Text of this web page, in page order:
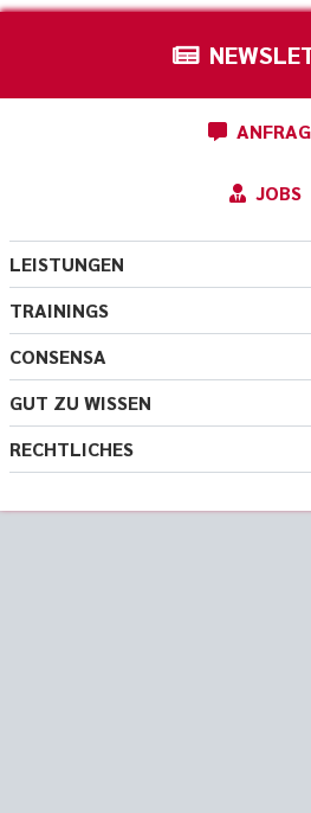
JOBS
LEISTUNGEN
TRAININGS
CONSENSA
GUT ZU WISSEN
RECHTLICHES